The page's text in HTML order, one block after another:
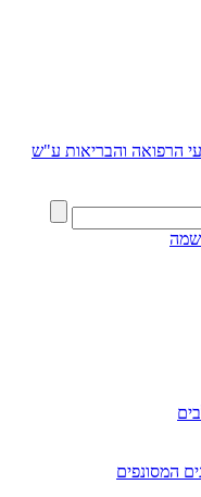
הרפואה והבריאות ע"ש
המסונפים